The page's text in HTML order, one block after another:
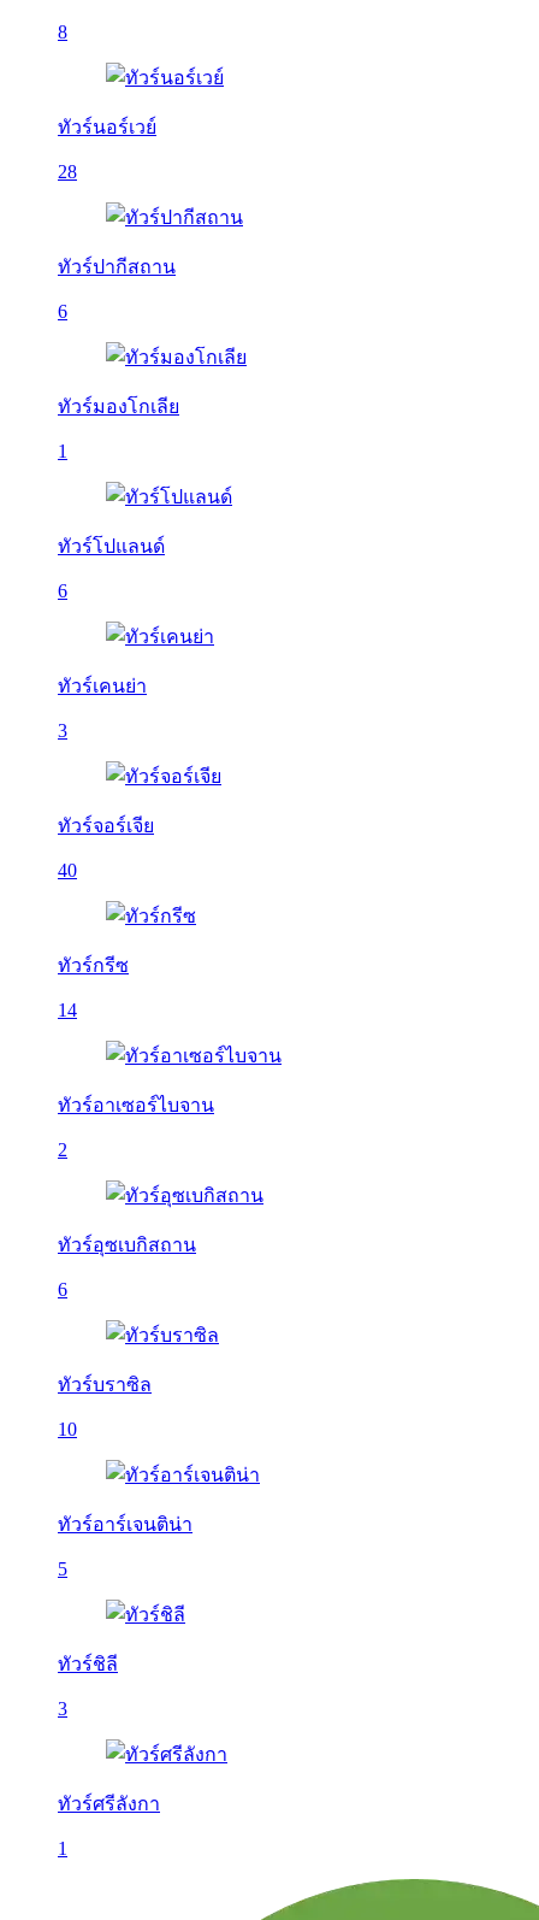
8
ทัวร์นอร์เวย์
28
ทัวร์ปากีสถาน
6
ทัวร์มองโกเลีย
1
ทัวร์โปแลนด์
6
ทัวร์เคนย่า
3
ทัวร์จอร์เจีย
40
ทัวร์กรีซ
14
ทัวร์อาเซอร์ไบจาน
2
ทัวร์อุซเบกิสถาน
6
ทัวร์บราซิล
10
ทัวร์อาร์เจนติน่า
5
ทัวร์ชิลี
3
ทัวร์ศรีลังกา
1